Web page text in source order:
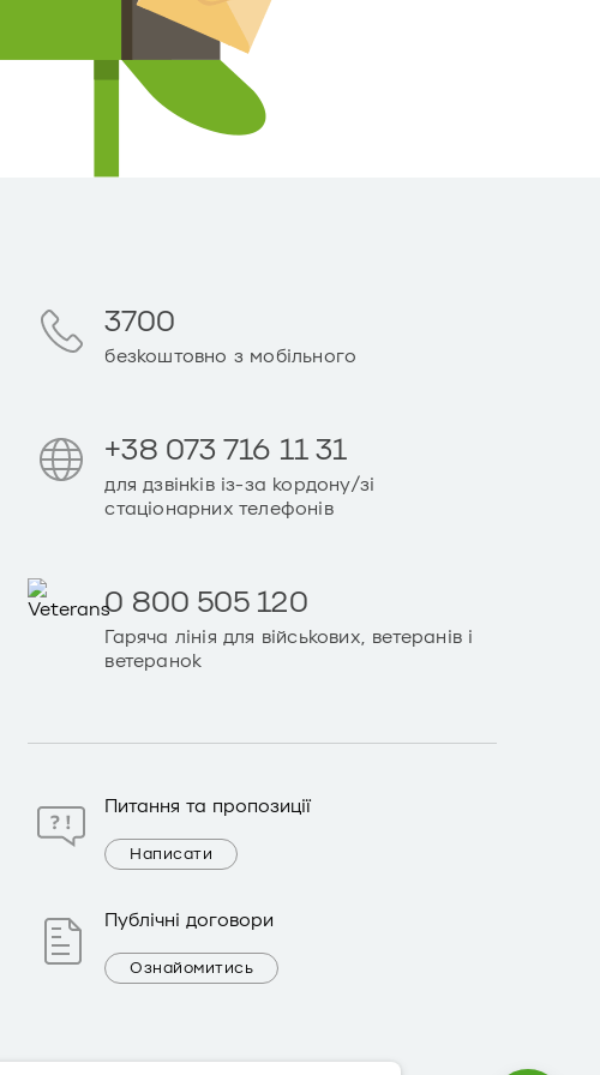
3700
безкоштовно з мобільного
+38 073 716 11 31
для дзвінків із-за кордону/зі
стаціонарних телефонів
0 800 505 120
Гаряча лінія для військових, ветеранів і
ветеранок
Питання та пропозиції
Написати
Публічні договори
Ознайомитись